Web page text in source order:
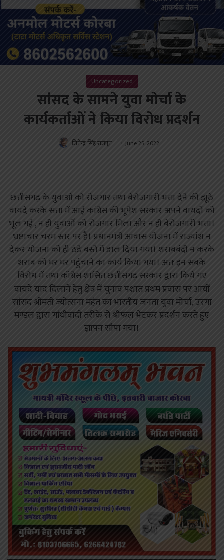
Uncategorized
सांसद के सामने युवा मोर्चा के
कार्यकर्ताओं ने किया विरोध प्रदर्शन
जितेन्द्र सिंह राजपूत June 25, 2022
छत्तीसगढ़ के युवाओं को रोजगार तथा बेरोजगारी भत्ता देने की झूठे
वायदे करके सत्ता में आई कांग्रेस की भूपेश सरकार अपने वायदों को
भूल गई , न ही युवाओं को रोजगार मिला और न ही बेरोजगारी भत्ता।
भ्रष्टाचार चरम स्तर पर है। प्रधानमंत्री आवास योजना में राज्यांश न
देकर योजना को ही ठंडे बस्ते में डाल दिया गया। शराबबंदी न करके
शराब को घर घर पहुंचाने का कार्य किया गया। अतः इन सबके
विरोध में तथा कॉंग्रेस शासित छत्तीसगढ़ सरकार द्वारा किये गए
वायदे याद दिलाने हेतु क्षेत्र में चुनाव पश्चात प्रथम प्रवास पर आयीं
सांसद श्रीमती ज्योत्सना महंत का भारतीय जनता युवा मोर्चा, उरगा
मण्डल द्वारा गांधीवादी तरीके से श्रीफल भेंटकर प्रदर्शन करते हुए
ज्ञापन सौंपा गया।